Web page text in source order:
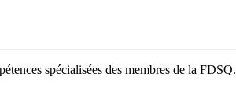
spécialisées des membres de la FDSQ.